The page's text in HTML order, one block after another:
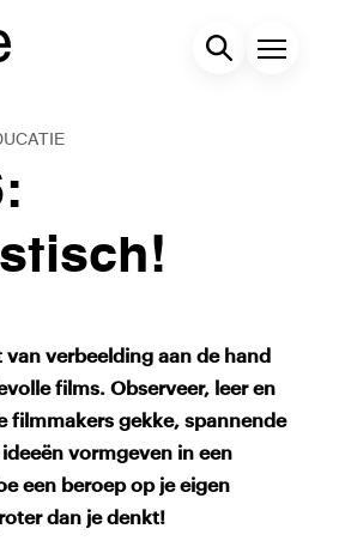
ZoekveldMenu
verbeelding aan de hand
films. Observeer, leer en
filmmakers gekke, spannende
vormgeven in een
een beroep op je eigen
dan je denkt!